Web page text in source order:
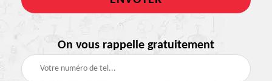
On vous rappelle gratuitement